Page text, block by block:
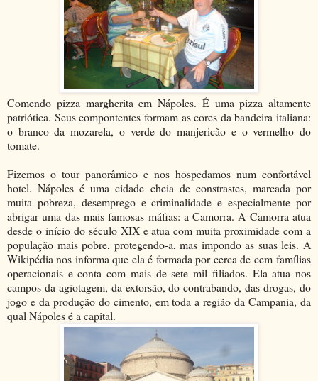
Comendo pizza margherita em Nápoles. É uma pizza altamente
patriótica. Seus compontentes formam as cores da bandeira italiana:
o branco da mozarela, o verde do manjericão e o vermelho do
tomate.
Fizemos o tour panorâmico e nos hospedamos num confortável
hotel. Nápoles é uma cidade cheia de constrastes, marcada por
muita pobreza, desemprego e criminalidade e especialmente por
abrigar uma das mais famosas máfias: a Camorra. A Camorra atua
desde o início do século XIX e atua com muita proximidade com a
população mais pobre, protegendo-a, mas impondo as suas leis. A
Wikipédia nos informa que ela é formada por cerca de cem famílias
operacionais e conta com mais de sete mil filiados. Ela atua nos
campos da agiotagem, da extorsão, do contrabando, das drogas, do
jogo e da produção do cimento, em toda a região da Campania, da
qual Nápoles é a capital.